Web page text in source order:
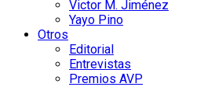
Victor M. Jiménez
Yayo Pino
Otros
Editorial
Entrevistas
Premios AVP